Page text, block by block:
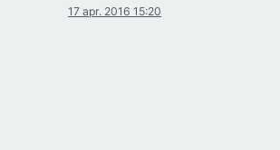
17 apr. 2016 15:20